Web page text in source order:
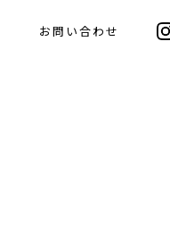
お問い合わせ